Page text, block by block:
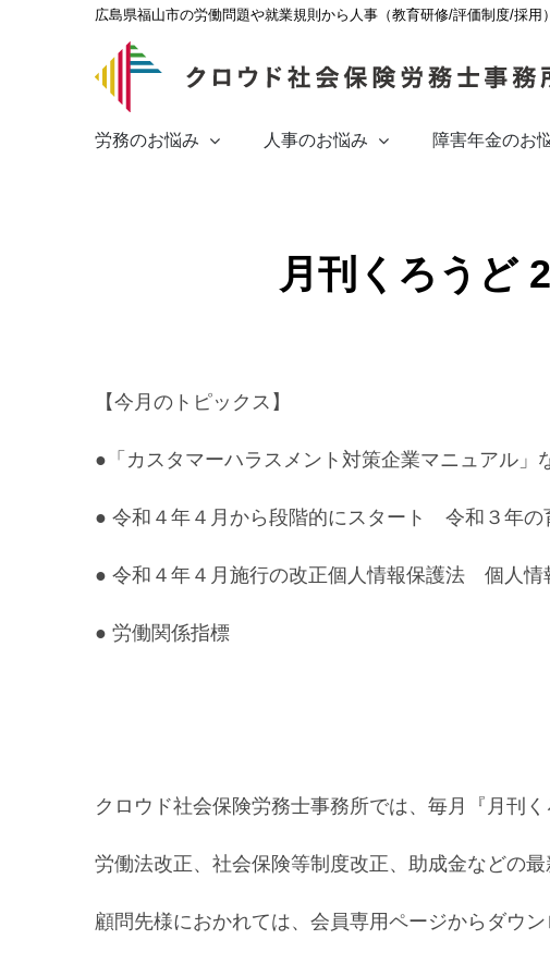
広島県福山市の労働問題や就業規則から人事（教育研修/評価制度/採
労務のお悩み 人事のお悩み 障害年金のお
月刊くろうど
【今月のトピックス】
●「カスタマーハラスメント対策企業マニュアル」
● 令和４年４月から段階的にスタート 令和３年
● 令和４年４月施行の改正個人情報保護法 個人情
● 労働関係指標
クロウド社会保険労務士事務所では、毎月『月刊く
労働法改正、社会保険等制度改正、助成金などの最
顧問先様におかれては、会員専用ページからダウ